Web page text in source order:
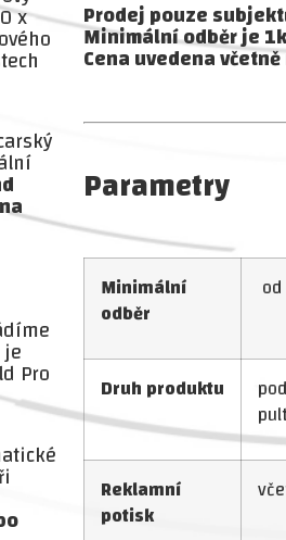
x
Pro
Prodej pouze
Minimální odběr je
Cena uvedena
Parametry
Minimální
odběr
Druh produktu
Reklamní
potisk